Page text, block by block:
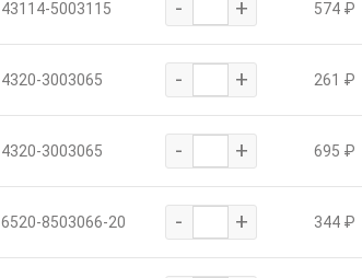
43114-5003115 - + 574 ₽
4320-3003065 - + 261 ₽
4320-3003065 - + 695 ₽
6520-8503066-20 - + 344 ₽